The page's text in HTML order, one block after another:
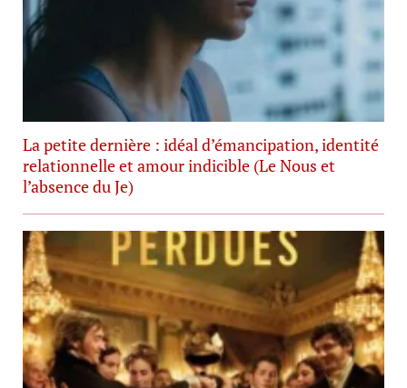
La petite dernière : idéal d’émancipation, identité
relationnelle et amour indicible (Le Nous et
l’absence du Je)